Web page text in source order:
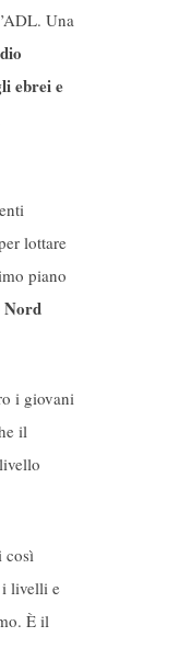
Una
ebrei e
lottare
piano
Nord
i giovani
il
così
i livelli e
È il